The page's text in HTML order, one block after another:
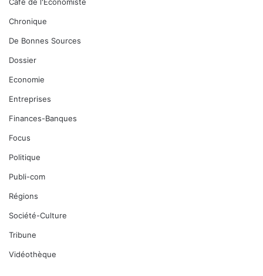
Chronique
De Bonnes Sources
Dossier
Economie
Entreprises
Finances-Banques
Focus
Politique
Publi-com
Régions
Société-Culture
Tribune
Vidéothèque